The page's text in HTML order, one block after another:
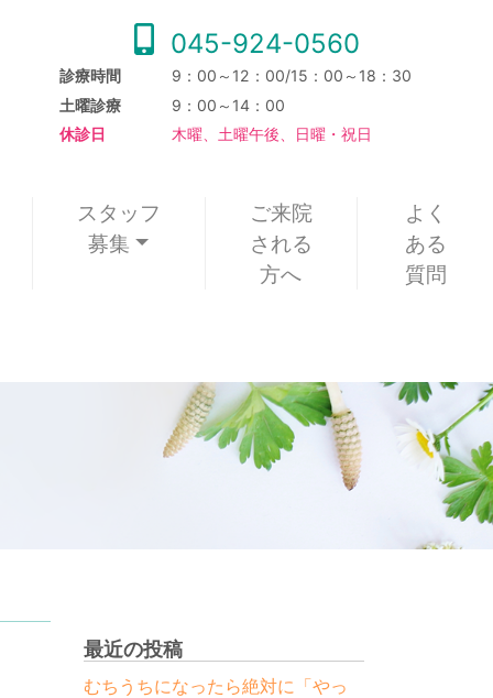
045-924-0560
診療時間
9：00～12：00/15：00～18：30
土曜診療
9：00～14：00
休診日
木曜、土曜午後、日曜・祝日
スタッフ
募集
ご来院
される
方へ
よく
ある
質問
最近の投稿
むちうちになったら絶対に「やっ